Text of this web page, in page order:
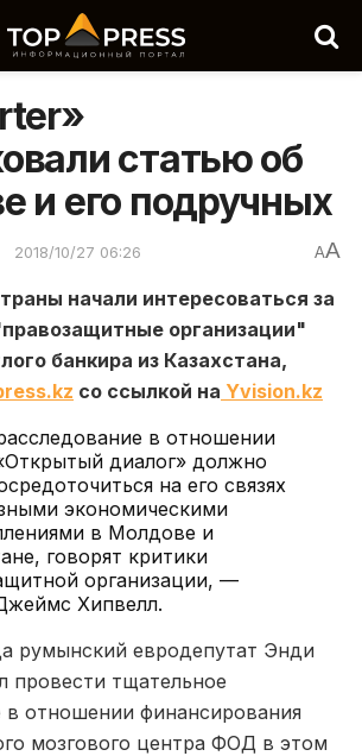
статью об
и его подручных
2018/10/27 06:26 AA
начали интересоваться за
организации"
банкира из Казахстана,
со ссылкой на Yvision.kz
в отношении
диалог» должно
на его связях
экономическими
в Молдове и
говорят критики
организации, —
Хипвелл.
румынский евродепутат Энди
провести тщательное
в отношении финансирования
мозгового центра ФОД в этом